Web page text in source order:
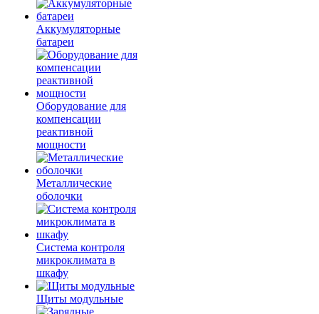
Аккумуляторные
батареи
Оборудование для
компенсации
реактивной
мощности
Металлические
оболочки
Система контроля
микроклимата в
шкафу
Щиты модульные